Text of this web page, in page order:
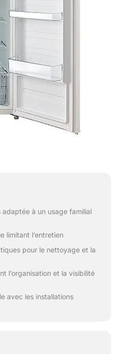
à un usage familial
limitant l’entretien
pour le nettoyage et la
l’organisation et la visibilité
avec les installations